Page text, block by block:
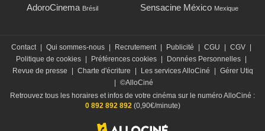
AdoroCinema Brésil Sensacine México Mexique
Contact Qui sommes-nous Recrutement Publicité CGU CGV
Politique de cookies
Préférences cookies Données Personnelles
Revue de presse
Charte d'écriture Les services AlloCiné
Gérer Utiq
©AlloCiné
Retrouvez tous les horaires et infos de votre cinéma sur le numéro AlloCiné :
0 892 892 892(0,90€/minute)